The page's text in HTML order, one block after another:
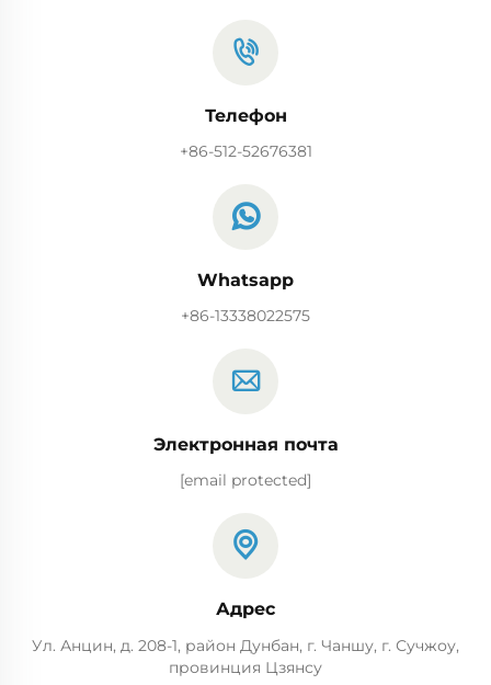
Телефон
+86-512-52676381
Whatsapp
+86-13338022575
Электронная почта
[email protected]
Адрес
Ул. Анцин, д. 208-1, район Дунбан, г. Чаншу, г. Сучжоу,
провинция Цзянсу